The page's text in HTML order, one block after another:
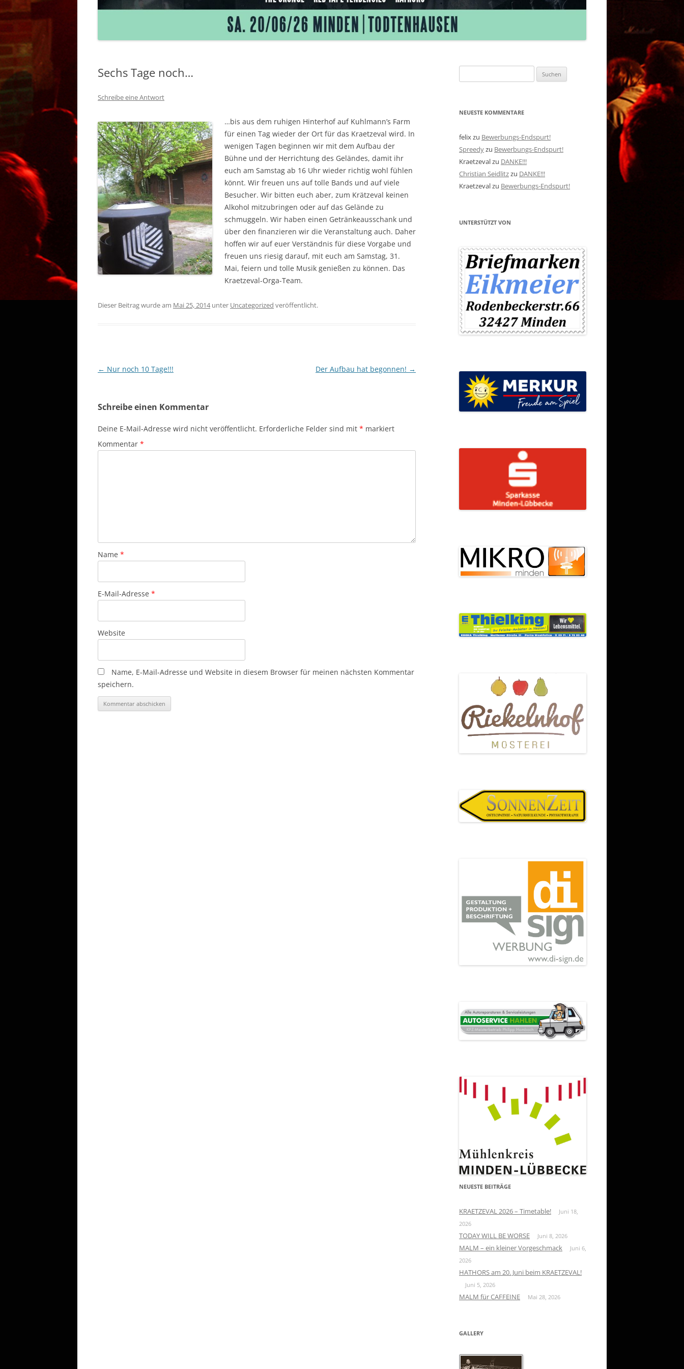
BANDS 2011 – 2015
Sechs Tage noch…
Schreibe eine Antwort
…bis aus dem ruhigen Hinterhof auf Kuhlmann’s Farm
für einen Tag wieder der Ort für das Kraetzeval wird. In
wenigen Tagen beginnen wir mit dem Aufbau der
Bühne und der Herrichtung des Geländes, damit ihr
euch am Samstag ab 16 Uhr wieder richtig wohl fühlen
könnt. Wir freuen uns auf tolle Bands und auf viele
Besucher. Wir bitten euch aber, zum Krätzeval keinen
Alkohol mitzubringen oder auf das Gelände zu
schmuggeln. Wir haben einen Getränkeausschank und
über den finanzieren wir die Veranstaltung auch. Daher
hoffen wir auf euer Verständnis für diese Vorgabe und
freuen uns riesig darauf, mit euch am Samstag, 31.
Mai, feiern und tolle Musik genießen zu können. Das
Kraetzeval-Orga-Team.
Dieser Beitrag wurde am Mai 25, 2014unter Uncategorized veröffentlicht.
Beitragsnavigation
← Nur noch 10 Tage!!! Der Aufbau hat begonnen! →
Schreibe einen Kommentar
Deine E-Mail-Adresse wird nicht veröffentlicht. Erforderliche Felder sind mit * markiert
Kommentar *
Name *
E-Mail-Adresse *
Website
Name, E-Mail-Adresse und Website in diesem Browser für meinen nächsten Kommentar
speichern.
nach:
NEUESTE KOMMENTARE
felixzu Bewerbungs-Endspurt!
Spreedyzu Bewerbungs-Endspurt!
Kraetzevalzu DANKE!!!
Christian Seidlitzzu DANKE!!!
Kraetzevalzu Bewerbungs-Endspurt!
UNTERSTÜTZT VON
NEUESTE BEITRÄGE
KRAETZEVAL 2026 – Timetable!
Juni 18,
2026
TODAY WILL BE WORSE Juni 8, 2026
MALM – ein kleiner Vorgeschmack
Juni 6,
2026
HATHORS am 20. Juni beim KRAETZEVAL!
Juni 5, 2026
MALM für CAFFEINE Mai 28, 2026
GALLERY